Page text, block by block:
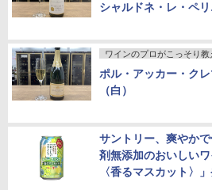
シャルドネ・レ・ペリ
ワインのプロがこっそり教
ポル・アッカー・ク
（白）
サントリー、爽やか
剤無添加のおいしい
〈香るマスカット〉